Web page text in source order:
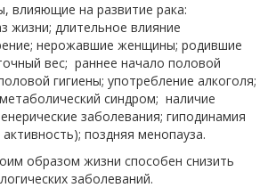
влияющие на развитие рака:
жизни; длительное влияние
нерожавшие женщины; родившие
вес; раннее начало половой
гигиены; употребление алкоголя;
синдром; наличие
заболевания; гиподинамия
поздняя менопауза.
образом жизни способен снизить
заболеваний.